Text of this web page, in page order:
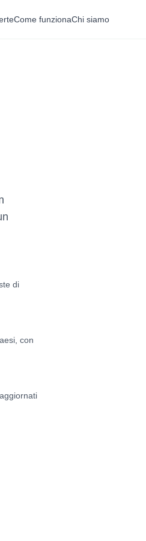
Come funzionaChi siamo
di
con